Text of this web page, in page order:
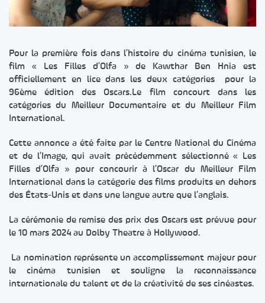
Pour la première fois dans l’histoire du cinéma tunisien, le
film « Les Filles d’Olfa » de Kawthar Ben Hnia est
officiellement en lice dans les deux catégories pour la
96ème édition des Oscars.Le film concourt dans les
catégories du Meilleur Documentaire et du Meilleur Film
International.
Cette annonce a été faite par le Centre National du Cinéma
et de l’Image, qui avait précédemment sélectionné « Les
Filles d’Olfa » pour concourir à l’Oscar du Meilleur Film
International dans la catégorie des films produits en dehors
des États-Unis et dans une langue autre que l’anglais.
La cérémonie de remise des prix des Oscars est prévue pour
le 10 mars 2024 au Dolby Theatre à Hollywood.
La nomination représente un accomplissement majeur pour
le cinéma tunisien et souligne la reconnaissance
internationale du talent et de la créativité de ses cinéastes.